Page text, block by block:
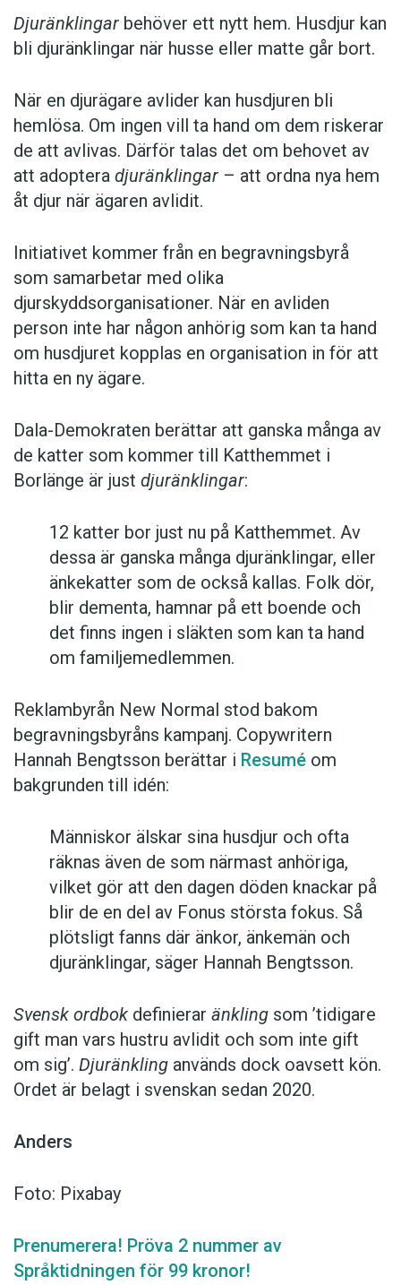
Djuränklingar behöver ett nytt hem. Husdjur kan
bli djuränklingar när husse eller matte går bort.
När en djurägare avlider kan husdjuren bli
hemlösa. Om ingen vill ta hand om dem riskerar
de att avlivas. Därför talas det om behovet av
att adoptera djuränklingar – att ordna nya hem
åt djur när ägaren avlidit.
Initiativet kommer från en begravningsbyrå
som samarbetar med olika
djurskyddsorganisationer. När en avliden
person inte har någon anhörig som kan ta hand
om husdjuret kopplas en organisation in för att
hitta en ny ägare.
Dala-Demokraten berättar att ganska många av
de katter som kommer till Katthemmet i
Borlänge är just djuränklingar:
12 katter bor just nu på Katthemmet. Av
dessa är ganska många djuränklingar, eller
änkekatter som de också kallas. Folk dör,
blir dementa, hamnar på ett boende och
det finns ingen i släkten som kan ta hand
om familjemedlemmen.
Reklambyrån New Normal stod bakom
begravningsbyråns kampanj. Copywritern
Hannah Bengtsson berättar i Resumé om
bakgrunden till idén:
Människor älskar sina husdjur och ofta
räknas även de som närmast anhöriga,
vilket gör att den dagen döden knackar på
blir de en del av Fonus största fokus. Så
plötsligt fanns där änkor, änkemän och
djuränklingar, säger Hannah Bengtsson.
Svensk ordbok definierar änkling som ’tidigare
gift man vars hustru av­lidit och som inte gift
om sig’. Djuränkling används dock oavsett kön.
Ordet är belagt i svenskan sedan 2020.
Anders
Foto: Pixabay
Prenumerera! Pröva 2 nummer av
Språktidningen för 99 kronor!